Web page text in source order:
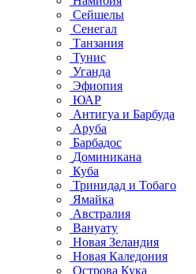
Сейшелы
Сенегал
Танзания
Тунис
Уганда
Эфиопия
ЮАР
Антигуа и Барбуда
Аруба
Барбадос
Доминикана
Куба
Тринидад и Тобаго
Ямайка
Австралия
Вануату
Новая Зеландия
Новая Каледония
Острова Кука